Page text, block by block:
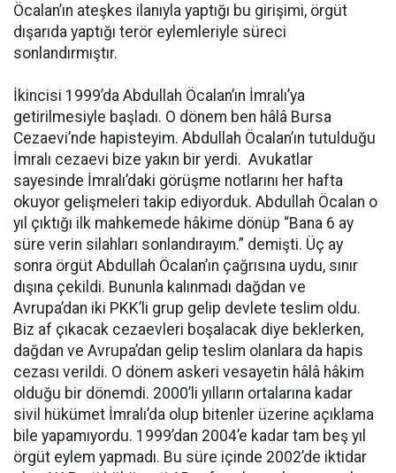
Öcalan’ın ateşkes ilanıyla yaptığı bu girişimi, örgüt
dışarıda yaptığı terör eylemleriyle süreci
sonlandırmıştır.
İkincisi 1999’da Abdullah Öcalan’ın İmralı’ya
getirilmesiyle başladı. O dönem ben hâlâ Bursa
Cezaevi’nde hapisteyim. Abdullah Öcalan’ın tutulduğu
İmralı cezaevi bize yakın bir yerdi. Avukatlar
sayesinde İmralı’daki görüşme notlarını her hafta
okuyor gelişmeleri takip ediyorduk. Abdullah Öcalan o
yıl çıktığı ilk mahkemede hâkime dönüp “Bana 6 ay
süre verin silahları sonlandırayım.” demişti. Üç ay
sonra örgüt Abdullah Öcalan’ın çağrısına uydu, sınır
dışına çekildi. Bununla kalınmadı dağdan ve
Avrupa’dan iki PKK’li grup gelip devlete teslim oldu.
Biz af çıkacak cezaevleri boşalacak diye beklerken,
dağdan ve Avrupa’dan gelip teslim olanlara da hapis
cezası verildi. O dönem askeri vesayetin hâlâ hâkim
olduğu bir dönemdi. 2000’li yılların ortalarına kadar
sivil hükümet İmralı’da olup bitenler üzerine açıklama
bile yapamıyordu. 1999’dan 2004’e kadar tam beş yıl
örgüt eylem yapmadı. Bu süre içinde 2002’de iktidar